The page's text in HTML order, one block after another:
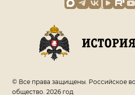
© Все права защищены. Российское
общество. 2026 год